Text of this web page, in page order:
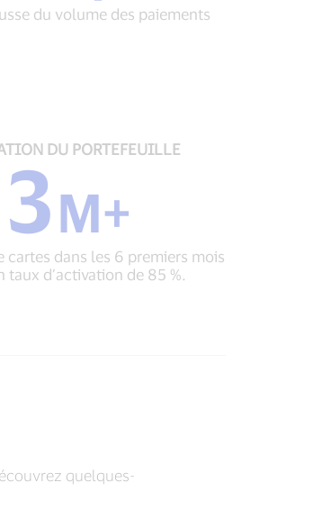
Dans
du volume des paiements
MIGRATION
3
M+
Migrations
de
cartes
DU PORTEFEUILLE
3M+
cartes dans les 6 premiers mois
taux d’activation de 85 %.
quelques-